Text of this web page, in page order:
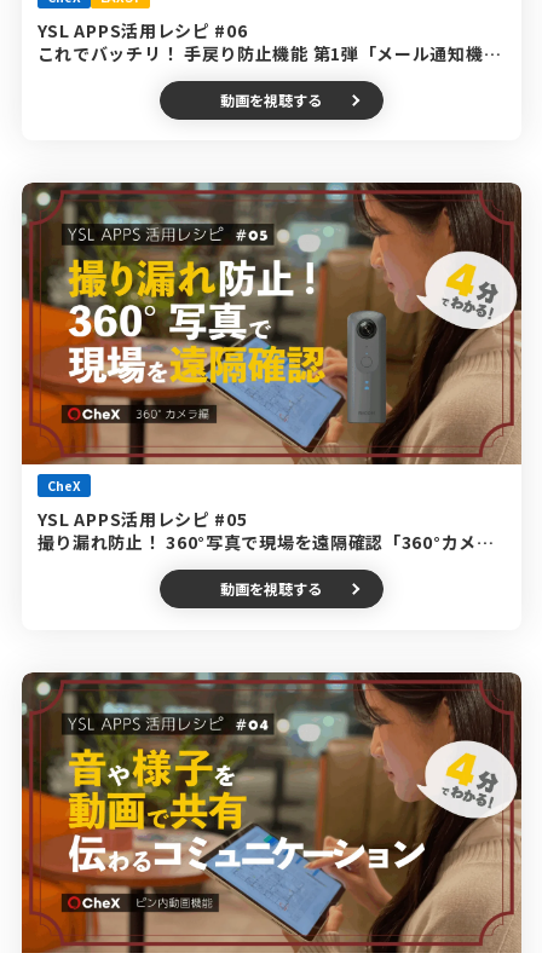
YSL APPS活用レシピ #06
これでバッチリ！ 手戻り防止機能 第1弾「メール通知機
動画を視聴する
CheX
YSL APPS活用レシピ #05
撮り漏れ防止！ 360°写真で現場を遠隔確認「360°カメ
動画を視聴する